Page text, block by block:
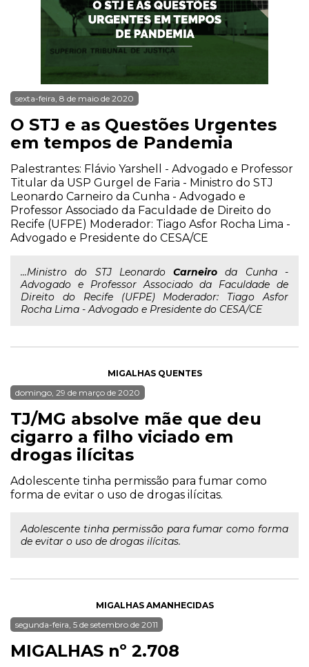
sexta-feira, 8 de maio de 2020
O STJ e as Questões Urgentes
em tempos de Pandemia
Palestrantes: Flávio Yarshell - Advogado e Professor
Titular da USP Gurgel de Faria - Ministro do STJ
Leonardo Carneiro da Cunha - Advogado e
Professor Associado da Faculdade de Direito do
Recife (UFPE) Moderador: Tiago Asfor Rocha Lima -
Advogado e Presidente do CESA/CE
...Ministro do STJ LeonardoCarneiro da Cunha -
Advogado e Professor Associado da Faculdade de
Direito do Recife (UFPE) Moderador: Tiago Asfor
Rocha Lima - Advogado e Presidente do CESA/CE
MIGALHAS QUENTES
domingo, 29 de março de 2020
TJ/MG absolve mãe que deu
cigarro a filho viciado em
drogas ilícitas
Adolescente tinha permissão para fumar como
forma de evitar o uso de drogas ilícitas.
Adolescente tinha permissão para fumar como forma
de evitar o uso de drogas ilícitas.
MIGALHAS AMANHECIDAS
segunda-feira, 5 de setembro de 2011
MIGALHAS nº 2.708